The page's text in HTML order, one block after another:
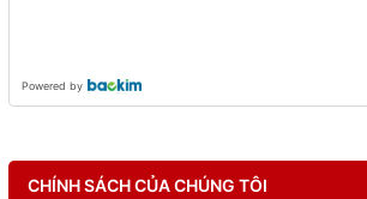
Powered by
CHÍNH SÁCH CỦA CHÚNG TÔI